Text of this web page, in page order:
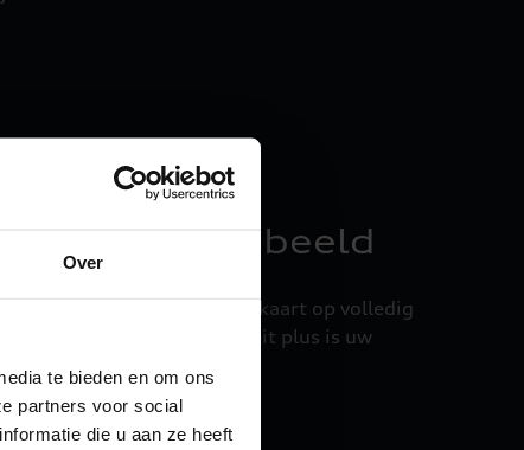
Over
te bieden en om ons
partners voor social
die u aan ze heeft
zaken in beeld
tot een navigatiekaart op volledig
zien. De Audi virtual cockpit plus is uw